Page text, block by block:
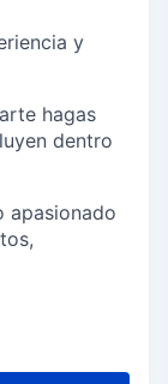
y
hagas
dentro
apasionado